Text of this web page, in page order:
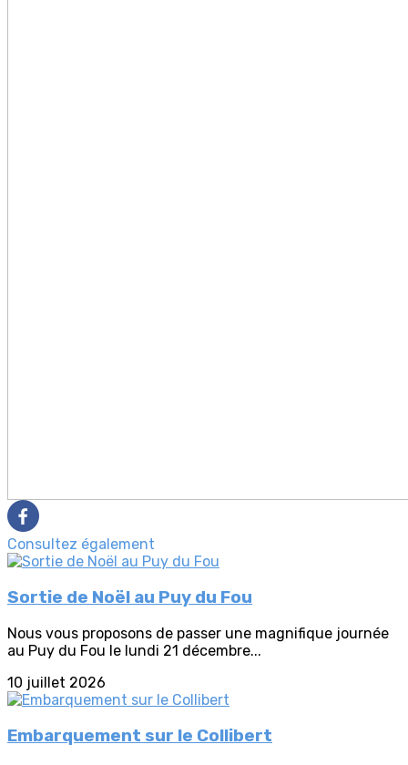
Consultez également
Sortie de Noël au Puy du Fou
Nous vous proposons de passer une magnifique journée
au Puy du Fou le lundi 21 décembre...
10 juillet 2026
Embarquement sur le Collibert